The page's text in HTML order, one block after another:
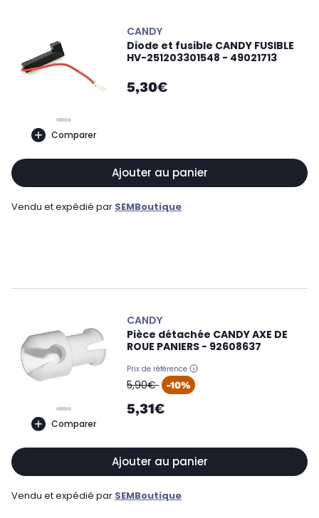
Comparer
CANDY
Diode et fusible CANDY FUSIBLE
HV-251203301548 - 49021713
5,30€
Ajouter au panier
Vendu et expédié par SEMBoutique
Comparer
CANDY
Pièce détachée CANDY AXE DE
ROUE PANIERS - 92608637
Prix de référence
oldPrice
5,90€ -10%
5,31€
Ajouter au panier
Vendu et expédié par SEMBoutique